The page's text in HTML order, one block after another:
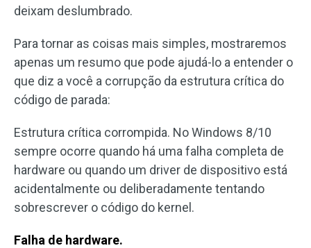
deixam deslumbrado.
Para tornar as coisas mais simples, mostraremos
apenas um resumo que pode ajudá-lo a entender o
que diz a você a corrupção da estrutura crítica do
código de parada:
Estrutura crítica corrompida. No Windows 8/10
sempre ocorre quando há uma falha completa de
hardware ou quando um driver de dispositivo está
acidentalmente ou deliberadamente tentando
sobrescrever o código do kernel.
Falha de hardware.